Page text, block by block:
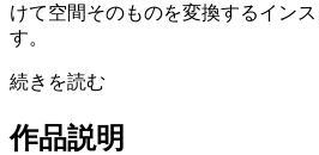
けて空間そのものを変換するイン
す。
続きを読む
作品説明